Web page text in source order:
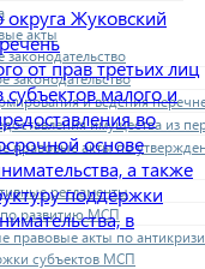
акты
законодательство
и ведения
имущества из
правовые акты по
регламенты
развитию МСП
правовые акты по
субъектов МСП
округа Жуковский
от прав третьих лиц
малого и
во
основе
а также
поддержки
в